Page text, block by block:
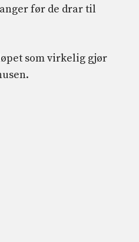
før de drar til
som virkelig gjør